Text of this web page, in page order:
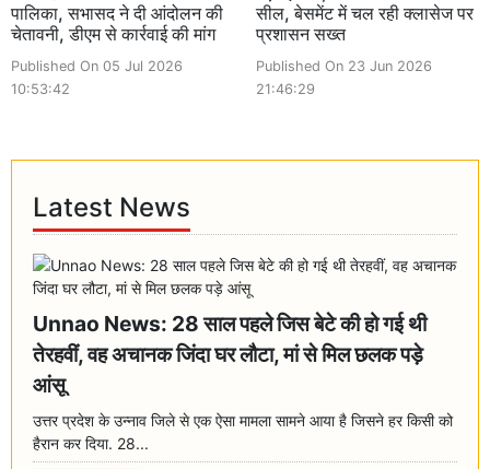
पालिका, सभासद ने दी आंदोलन की
चेतावनी, डीएम से कार्रवाई की मांग
Published On 05 Jul 2026
10:53:42
सील, बेसमेंट में चल रही क्लासेज पर
प्रशासन सख्त
Published On 23 Jun 2026
21:46:29
Latest News
Unnao News: 28 साल पहले जिस बेटे की हो गई थी
तेरहवीं, वह अचानक जिंदा घर लौटा, मां से मिल छलक पड़े
आंसू
उत्तर प्रदेश के उन्नाव जिले से एक ऐसा मामला सामने आया है जिसने हर किसी को
हैरान कर दिया. 28...